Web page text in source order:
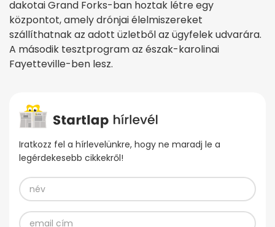
dakotai Grand Forks-ban hoztak létre egy
központot, amely drónjai élelmiszereket
szállíthatnak az adott üzletből az ügyfelek udvarára.
A második tesztprogram az észak-karolinai
Fayetteville-ben lesz.
Iratkozz fel a hírlevelünkre, hogy ne maradj le a
legérdekesebb cikkekről!